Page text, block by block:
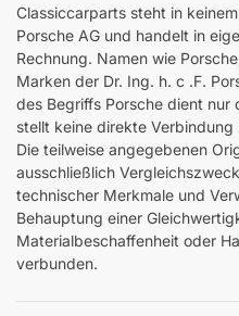
Classiccarparts steht in
Porsche AG und handelt in
Rechnung. Namen wie
Marken der Dr. Ing. h. c .F.
des Begriffs Porsche dient nur
stellt keine direkte Verbindung
Die teilweise angegebenen
ausschließlich
technischer Merkmale und
Behauptung einer
Materialbeschaffenheit oder
verbunden.